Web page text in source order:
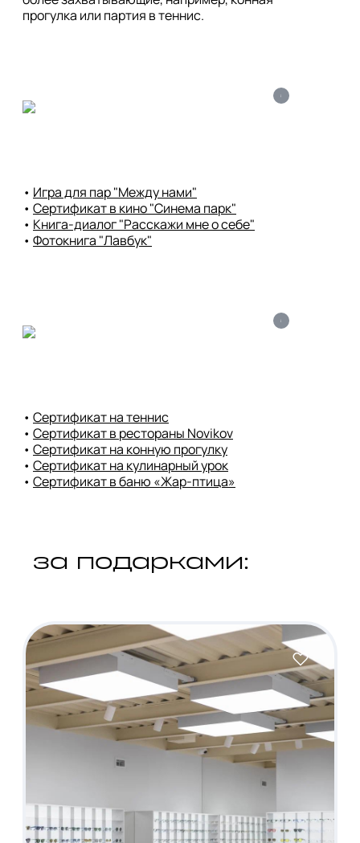
i
• Игра для пар "Между нами"
• Сертификат в кино "Синема парк"
• Книга-диалог "Расскажи мне о себе"
• Фотокнига "Лавбук"
i
• Сертификат на теннис
• Cертификат в рестораны Novikov
• Сертификат на конную прогулку
• Сертификат на кулинарный урок
• Сертификат в баню «Жар-птица»
за подарками: